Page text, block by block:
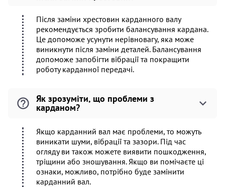
Після заміни хрестовин карданного валу
рекомендується зробити балансування кардана.
Це допоможе усунути нерівновагу, яка може
виникнути після заміни деталей. Балансування
допоможе запобігти вібрації та покращити
роботу карданної передачі.
Як зрозуміти, що проблеми з
карданом?
Якщо карданний вал має проблеми, то можуть
виникати шуми, вібрації та зазори. Під час
огляду ви також можете виявити пошкодження,
тріщини або зношування. Якщо ви помічаєте ці
ознаки, можливо, потрібно буде замінити
карданний вал.